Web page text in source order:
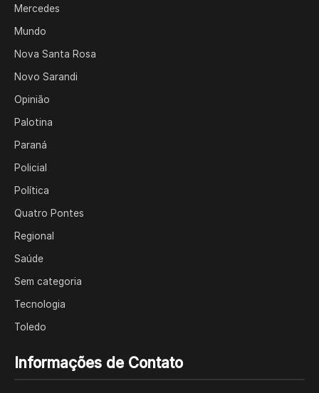
Mercedes
Mundo
Nova Santa Rosa
Novo Sarandi
Opinião
Palotina
Paraná
Policial
Política
Quatro Pontes
Regional
Saúde
Sem categoria
Tecnologia
Toledo
Informações de Contato